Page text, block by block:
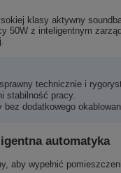
klasy aktywny
50W z inteligentnym
technicznie i
stabilność pracy.
bez dodatkowego
automatyka
aby wypełnić